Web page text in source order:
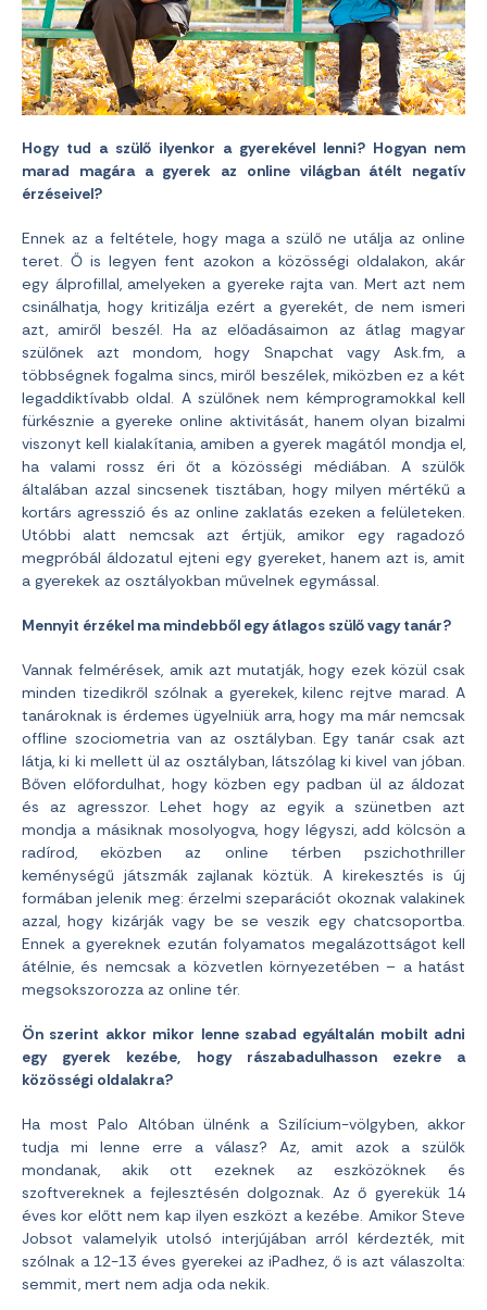
Hogy tud a szülő ilyenkor a gyerekével lenni? Hogyan nem
marad magára a gyerek az online világban átélt negatív
érzéseivel?
Ennek az a feltétele, hogy maga a szülő ne utálja az online
teret. Ő is legyen fent azokon a közösségi oldalakon, akár
egy álprofillal, amelyeken a gyereke rajta van. Mert azt nem
csinálhatja, hogy kritizálja ezért a gyerekét, de nem ismeri
azt, amiről beszél. Ha az előadásaimon az átlag magyar
szülőnek azt mondom, hogy Snapchat vagy Ask.fm, a
többségnek fogalma sincs, miről beszélek, miközben ez a két
legaddiktívabb oldal. A szülőnek nem kémprogramokkal kell
fürkésznie a gyereke online aktivitását, hanem olyan bizalmi
viszonyt kell kialakítania, amiben a gyerek magától mondja el,
ha valami rossz éri őt a közösségi médiában. A szülők
általában azzal sincsenek tisztában, hogy milyen mértékű a
kortárs agresszió és az online zaklatás ezeken a felületeken.
Utóbbi alatt nemcsak azt értjük, amikor egy ragadozó
megpróbál áldozatul ejteni egy gyereket, hanem azt is, amit
a gyerekek az osztályokban művelnek egymással.
Mennyit érzékel ma mindebből egy átlagos szülő vagy tanár?
Vannak felmérések, amik azt mutatják, hogy ezek közül csak
minden tizedikről szólnak a gyerekek, kilenc rejtve marad. A
tanároknak is érdemes ügyelniük arra, hogy ma már nemcsak
offline szociometria van az osztályban. Egy tanár csak azt
látja, ki ki mellett ül az osztályban, látszólag ki kivel van jóban.
Bőven előfordulhat, hogy közben egy padban ül az áldozat
és az agresszor. Lehet hogy az egyik a szünetben azt
mondja a másiknak mosolyogva, hogy légyszi, add kölcsön a
radírod, eközben az online térben pszichothriller
keménységű játszmák zajlanak köztük. A kirekesztés is új
formában jelenik meg: érzelmi szeparációt okoznak valakinek
azzal, hogy kizárják vagy be se veszik egy chatcsoportba.
Ennek a gyereknek ezután folyamatos megalázottságot kell
átélnie, és nemcsak a közvetlen környezetében – a hatást
megsokszorozza az online tér.
Ön szerint akkor mikor lenne szabad egyáltalán mobilt adni
egy gyerek kezébe, hogy rászabadulhasson ezekre a
közösségi oldalakra?
Ha most Palo Altóban ülnénk a Szilícium-völgyben, akkor
tudja mi lenne erre a válasz? Az, amit azok a szülők
mondanak, akik ott ezeknek az eszközöknek és
szoftvereknek a fejlesztésén dolgoznak. Az ő gyerekük 14
éves kor előtt nem kap ilyen eszközt a kezébe. Amikor Steve
Jobsot valamelyik utolsó interjújában arról kérdezték, mit
szólnak a 12-13 éves gyerekei az iPadhez, ő is azt válaszolta:
semmit, mert nem adja oda nekik.